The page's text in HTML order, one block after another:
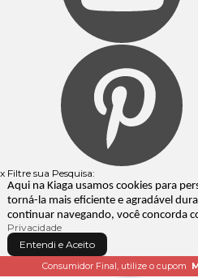
x Filtre sua Pesquisa:
Aqui na Kiaga usamos cookies para
torná-la mais eficiente e agradável
continuar navegando, você concorda
Privacidade
Entendi e Aceito
Consumidor Final, utilize o cupom